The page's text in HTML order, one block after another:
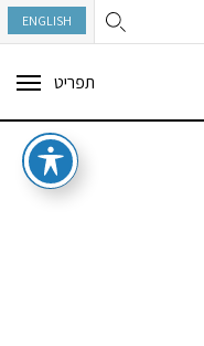
ENGLISH
תפריט